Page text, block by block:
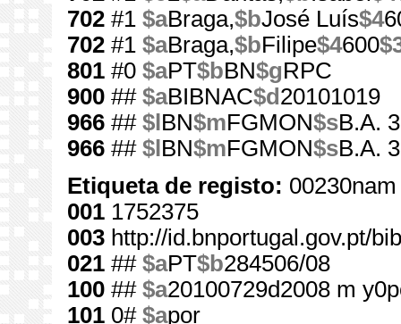
702#1 $aBraga,$bJosé Luís$4
702#1 $aBraga,$bFilipe$4600
801#0 $aPT$bBN$gRPC
900## $aBIBNAC$d 20101019
966## $l BN$mFGMON$sB.A.
966## $l BN$mFGMON$sB.A.
Etiqueta de registo:
0011752375
003http://id.bnportugal.gov.pt/
021## $aPT$b284506/08
100## $a20100729d2008 m
1010# $apor